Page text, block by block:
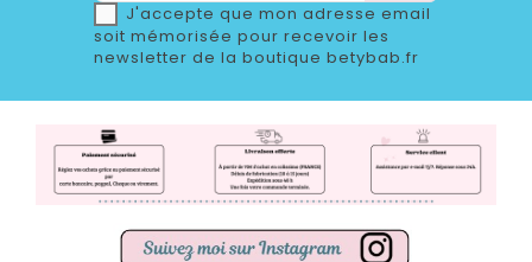
J'accepte que mon adresse email
soit mémorisée pour recevoir les
newsletter de la boutique betybab.fr